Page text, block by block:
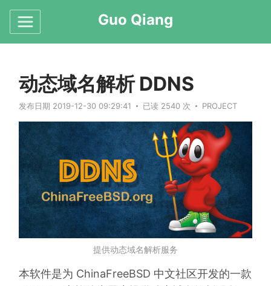
Guo Qiang
动态域名解析 DDNS
发布日期 2019-12-30 09:29:41 已读 2540 次 PROJECT
提供动态域名解析服务
本软件是为 ChinaFreeBSD 中文社区开发的一款